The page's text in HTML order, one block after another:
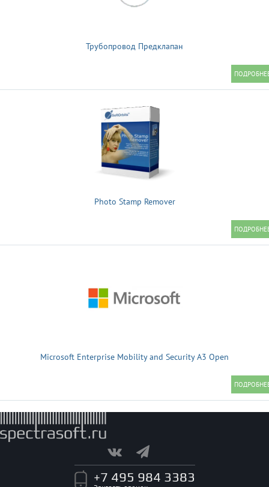
Трубопровод Предклапан
Photo Stamp Remover
Microsoft Enterprise Mobility and Security A3 Open
+7 495 984 3383